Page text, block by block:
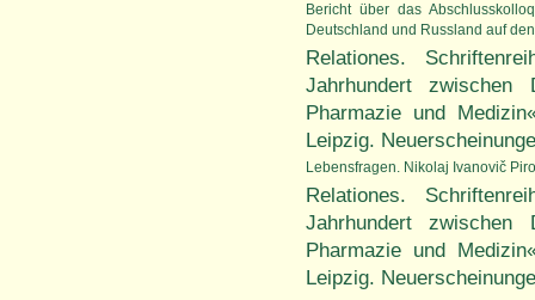
Bericht über das
Deutschland und Russland auf
Relationes.
Jahrhundert zwischen
Pharmazie und
Leipzig.
Lebensfragen. Nikolaj Ivanovič
Relationes.
Jahrhundert zwischen
Pharmazie und
Leipzig.